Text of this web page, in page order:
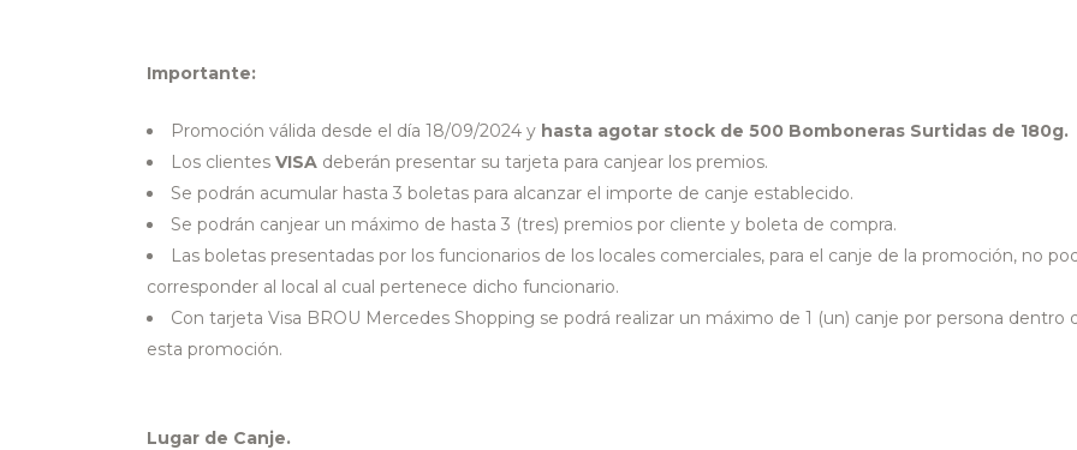
Importante:
Promoción válida desde el día 18/09/2024 y hasta agotar stock de 500 Bomboneras Surtidas de 180g.
Los clientes VISA deberán presentar su tarjeta para canjear los premios.
Se podrán acumular hasta 3 boletas para alcanzar el importe de canje establecido.
Se podrán canjear un máximo de hasta 3 (tres) premios por cliente y boleta de compra.
Las boletas presentadas por los funcionarios de los locales comerciales, para el canje de la promoción, no
corresponder al local al cual pertenece dicho funcionario.
Con tarjeta Visa BROU Mercedes Shopping se podrá realizar un máximo de 1 (un) canje por persona dentro
esta promoción.
Lugar de Canje.